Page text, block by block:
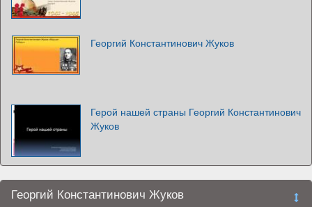
Георгий Константинович Жуков
Герой нашей страны Георгий Константинович
Жуков
Георгий Константинович Жуков